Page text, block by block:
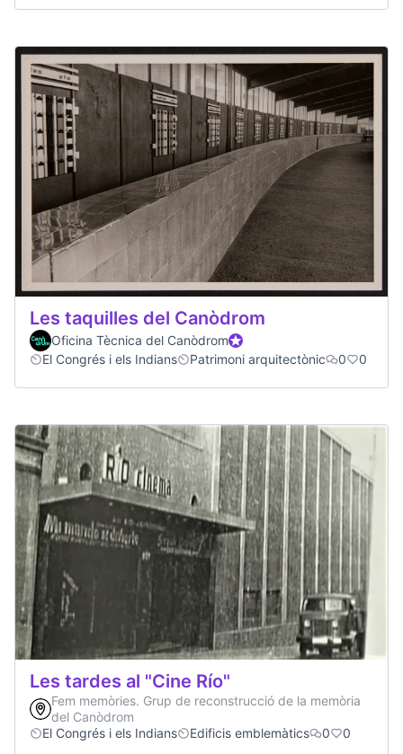
Les taquilles del Canòdrom
Oficina Tècnica del CanòdromParticipant oficial
El Congrés i els Indians
Patrimoni arquitectònic 0 0
Les tardes al "Cine Río"
Fem memòries. Grup de reconstrucció de la memòria
del Canòdrom
El Congrés i els Indians
Edificis emblemàtics 0 0